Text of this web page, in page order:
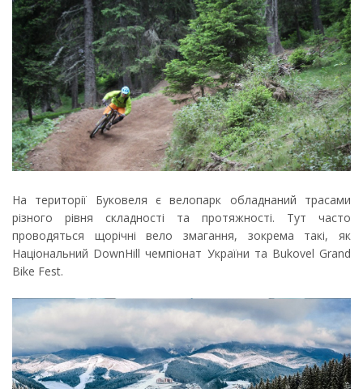
На території Буковеля є велопарк обладнаний трасами
різного рівня складності та протяжності. Тут часто
проводяться щорічні вело змагання, зокрема такі, як
Національний DownHill чемпіонат України та Bukovel Grand
Bike Fest.